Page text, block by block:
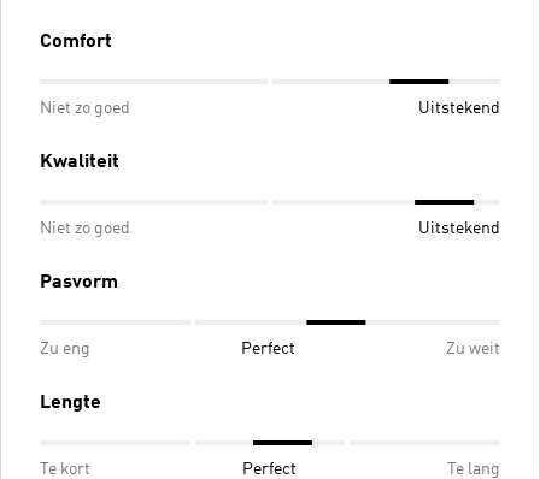
Comfort
Niet zo goed Uitstekend
Kwaliteit
Niet zo goed Uitstekend
Pasvorm
Zu eng Perfect Zu weit
Lengte
Te kort Perfect Te lang